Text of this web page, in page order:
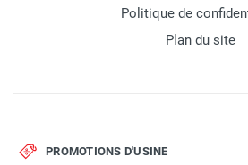
Politique de
Plan du site
PROMOTIONS D'USINE